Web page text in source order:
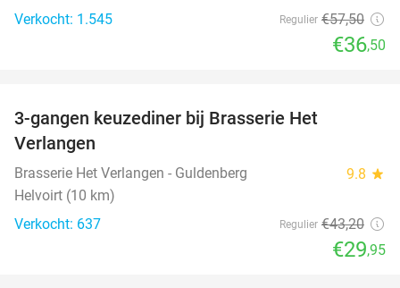
Verkocht: 1.545
Regulier €57,50
€36,50
3-gangen keuzediner bij Brasserie Het
Verlangen
Brasserie Het Verlangen - Guldenberg 9.8 star
Helvoirt (10 km)
Verkocht: 637
Regulier €43,20
€29,95